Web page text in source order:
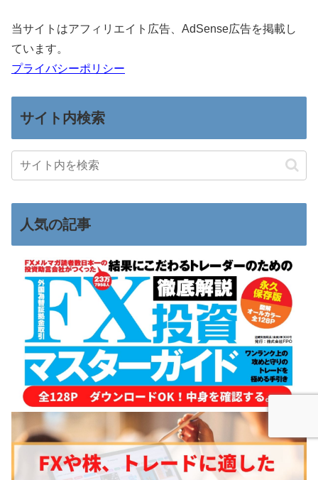
当サイトはアフィリエイト広告、AdSense広告を掲載し
ています。
プライバシーポリシー
サイト内検索
人気の記事